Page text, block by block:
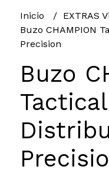
Inicio
EXTRAS
Buzo CHAMPION
Precision
Buzo
Tactical